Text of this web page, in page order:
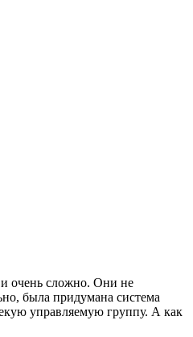
очень сложно. Они не
была придумана система
управляемую группу. А как